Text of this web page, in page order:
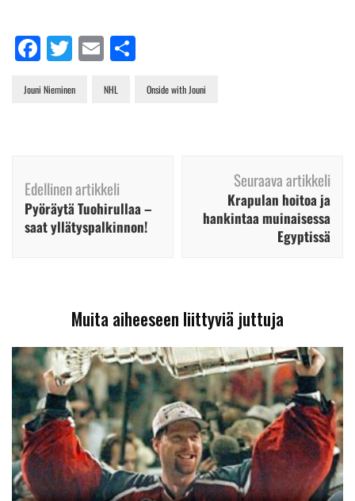
Facebook
Twitter
Email
Jouni Nieminen NHL Onside with Jouni
selaus
Edellinen artikkeli
Pyöräytä Tuohirullaa –
saat yllätyspalkinnon!
Seuraava artikkeli
Krapulan hoitoa ja
hankintaa muinaisessa
Egyptissä
Muita aiheeseen liittyviä juttuja